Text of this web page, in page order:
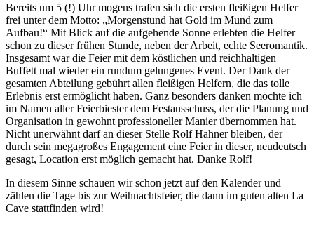
Bereits um 5 (!) Uhr mogens trafen sich die ersten fleißigen Helfer
frei unter dem Motto: „Morgenstund hat Gold im Mund zum
Aufbau!“ Mit Blick auf die aufgehende Sonne erlebten die Helfer
schon zu dieser frühen Stunde, neben der Arbeit, echte Seeromantik.
Insgesamt war die Feier mit dem köstlichen und reichhaltigen
Buffett mal wieder ein rundum gelungenes Event. Der Dank der
gesamten Abteilung gebührt allen fleißigen Helfern, die das tolle
Erlebnis erst ermöglicht haben. Ganz besonders danken möchte ich
im Namen aller Feierbiester dem Festausschuss, der die Planung und
Organisation in gewohnt professioneller Manier übernommen hat.
Nicht unerwähnt darf an dieser Stelle Rolf Hahner bleiben, der
durch sein megagroßes Engagement eine Feier in dieser, neudeutsch
gesagt, Location erst möglich gemacht hat. Danke Rolf!
In diesem Sinne schauen wir schon jetzt auf den Kalender und
zählen die Tage bis zur Weihnachtsfeier, die dann im guten alten La
Cave stattfinden wird!